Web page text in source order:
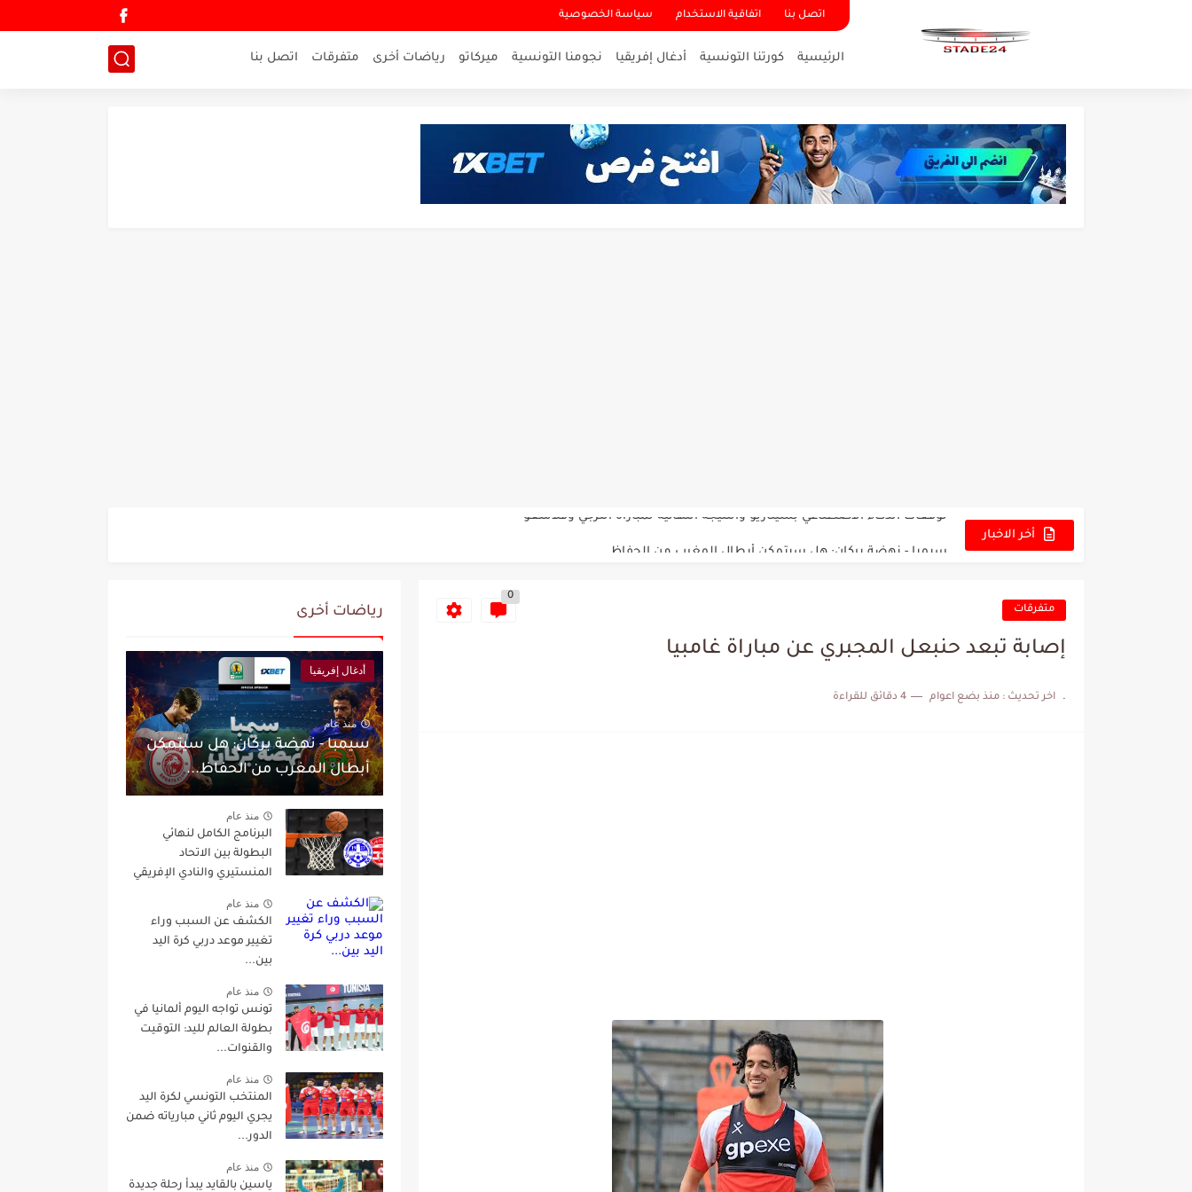
اتصل بنا اتفاقية الاستخدام سياسة الخصوصية
الرئيسية كورتنا التونسية أدغال إفريقيا نجومنا التونسية ميركاتو رياضات أخرى متفرقات اتصل بنا
أخر الاخبار
عرض قطري يُغري ادارة النادي الإفريقي للتخلي عن موهبتها
متفرقات
0
إصابة تبعد حنبعل المجبري عن مباراة غامبيا
. اخر تحديث : منذ بضع اعوام 4 دقائق للقراءة
رياضات أخرى
أدغال إفريقيا
منذ عام
سيمبا - نهضة بركان: هل سيتمكن
أبطال المغرب من الحفاظ...
منذ عام
البرنامج الكامل لنهائي
البطولة بين الاتحاد
المنستيري والنادي الإفريقي
منذ عام
الكشف عن السبب وراء
تغيير موعد دربي كرة اليد
بين...
منذ عام
تونس تواجه اليوم ألمانيا في
بطولة العالم لليد: التوقيت
والقنوات...
منذ عام
المنتخب التونسي لكرة اليد
يجري اليوم ثاني مبارياته ضمن
الدور...
منذ عام
ياسين بالقايد يبدأ رحلة جديدة